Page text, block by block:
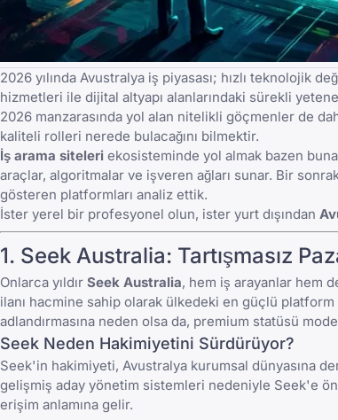
2026 yılında Avustralya iş piyasası; hızlı teknolojik
hizmetleri ile dijital altyapı alanlarındaki sürekli
2026 manzarasında yol alan nitelikli göçmenler de
kaliteli rolleri nerede bulacağını bilmektir.
İş arama siteleri ekosisteminde yol almak bazen
araçlar, algoritmalar ve işveren ağları sunar. Bir
gösteren platformları analiz ettik.
İster yerel bir profesyonel olun, ister yurt dışından
1. Seek Australia: Tartışmasız
Onlarca yıldır Seek Australia, hem iş arayanlar hem
ilanı hacmine sahip olarak ülkedeki en güçlü platform
adlandırmasına neden olsa da, premium statüsü
Seek Neden Hakimiyetini Sürdürüyor?
Seek'in hakimiyeti, Avustralya kurumsal dünyasına
gelişmiş aday yönetim sistemleri nedeniyle Seek'e
erişim anlamına gelir.